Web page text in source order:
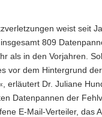
weist seit
809
als in den Vorjahren.
vor dem Hintergrund
erläutert Dr. Juliane
Datenpannen der
E-Mail-Verteiler, das